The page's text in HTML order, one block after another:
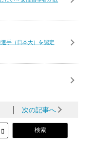
手（日本大）を認定
│ 次の記事へ